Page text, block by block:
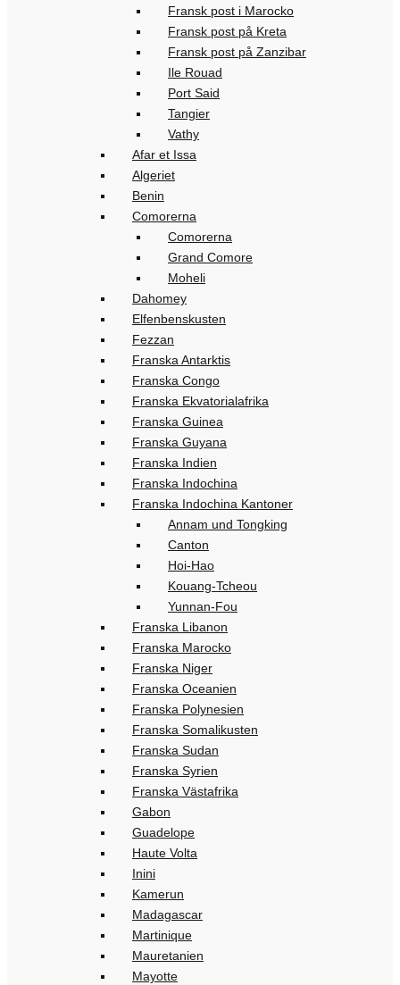
Fransk post i Marocko
Fransk post på Kreta
Fransk post på Zanzibar
Ile Rouad
Port Said
Tangier
Vathy
Afar et Issa
Algeriet
Benin
Comorerna
Comorerna
Grand Comore
Moheli
Dahomey
Elfenbenskusten
Fezzan
Franska Antarktis
Franska Congo
Franska Ekvatorialafrika
Franska Guinea
Franska Guyana
Franska Indien
Franska Indochina
Franska Indochina Kantoner
Annam und Tongking
Canton
Hoi-Hao
Kouang-Tcheou
Yunnan-Fou
Franska Libanon
Franska Marocko
Franska Niger
Franska Oceanien
Franska Polynesien
Franska Somalikusten
Franska Sudan
Franska Syrien
Franska Västafrika
Gabon
Guadelope
Haute Volta
Inini
Kamerun
Madagascar
Martinique
Mauretanien
Mayotte